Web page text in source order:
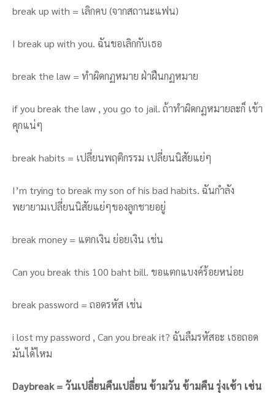
break up with = เลิกคบ (จากสถานะแฟน)
I break up with you. ฉันขอเลิกกับเธอ
break the law = ทำผิดกฏหมาย ฝ่าฝืนกฏหมาย
if you break the law , you go to jail. ถ้าทำผิดกฏหมายละก็ เข้า
คุกแน่ๆ
break habits = เปลี่ยนพฤติกรรม เปลี่ยนนิสัยแย่ๆ
I’m trying to break my son of his bad habits. ฉันกำลัง
พยายามเปลี่ยนนิสัยแย่ๆของลูกชายอยู่
break money = แตกเงิน ย่อยเงิน เช่น
Can you break this 100 baht bill. ขอแตกแบงค์ร้อยหน่อย
break password = ถอดรหัส เช่น
i lost my password , Can you break it? ฉันลืมรหัสอะ เธอถอด
มันได้ไหม
Daybreak = วันเปลี่ยนคืนเปลี่ยน ข้ามวัน ข้ามคืน รุ่งเช้า เช่น